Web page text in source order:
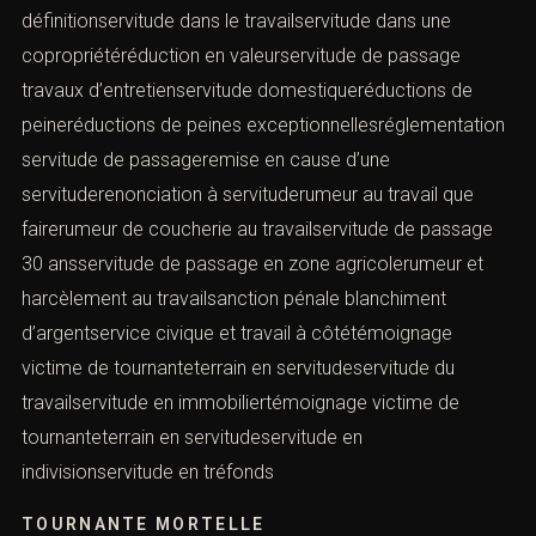
définitionservitude dans le travailservitude dans une
copropriétéréduction en valeurservitude de passage
travaux d’entretienservitude domestiqueréductions de
peineréductions de peines exceptionnellesréglementation
servitude de passageremise en cause d’une
servituderenonciation à servituderumeur au travail que
fairerumeur de coucherie au travailservitude de passage
30 ansservitude de passage en zone agricolerumeur et
harcèlement au travailsanction pénale blanchiment
d’argentservice civique et travail à côtétémoignage
victime de tournanteterrain en servitudeservitude du
travailservitude en immobiliertémoignage victime de
tournanteterrain en servitudeservitude en
indivisionservitude en tréfonds
TOURNANTE MORTELLE